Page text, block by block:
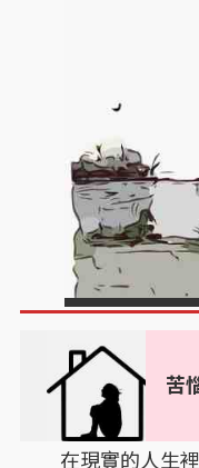
苦
在現實的人生裡